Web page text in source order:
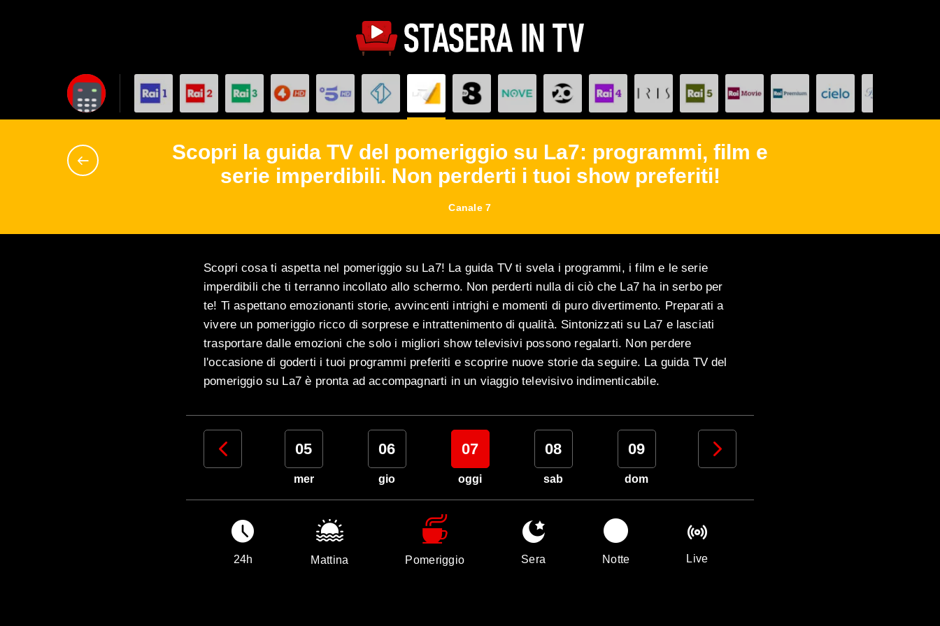
Scopri la guida TV del pomeriggio su La7: programmi, film e
serie imperdibili. Non perderti i tuoi show preferiti!
Canale 7
Scopri cosa ti aspetta nel pomeriggio su La7! La guida TV ti svela i programmi, i film e le serie
imperdibili che ti terranno incollato allo schermo. Non perderti nulla di ciò che La7 ha in serbo per
te! Ti aspettano emozionanti storie, avvincenti intrighi e momenti di puro divertimento. Preparati a
vivere un pomeriggio ricco di sorprese e intrattenimento di qualità. Sintonizzati su La7 e lasciati
trasportare dalle emozioni che solo i migliori show televisivi possono regalarti. Non perdere
l'occasione di goderti i tuoi programmi preferiti e scoprire nuove storie da seguire. La guida TV del
pomeriggio su La7 è pronta ad accompagnarti in un viaggio televisivo indimenticabile.
04 05
mer
06
gio
07
oggi
08
sab
09
dom
10
24h Mattina Pomeriggio Sera Notte Live